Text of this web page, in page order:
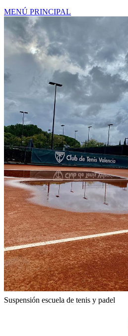
MENÚ PRINCIPAL
Suspensión escuela de tenis y padel